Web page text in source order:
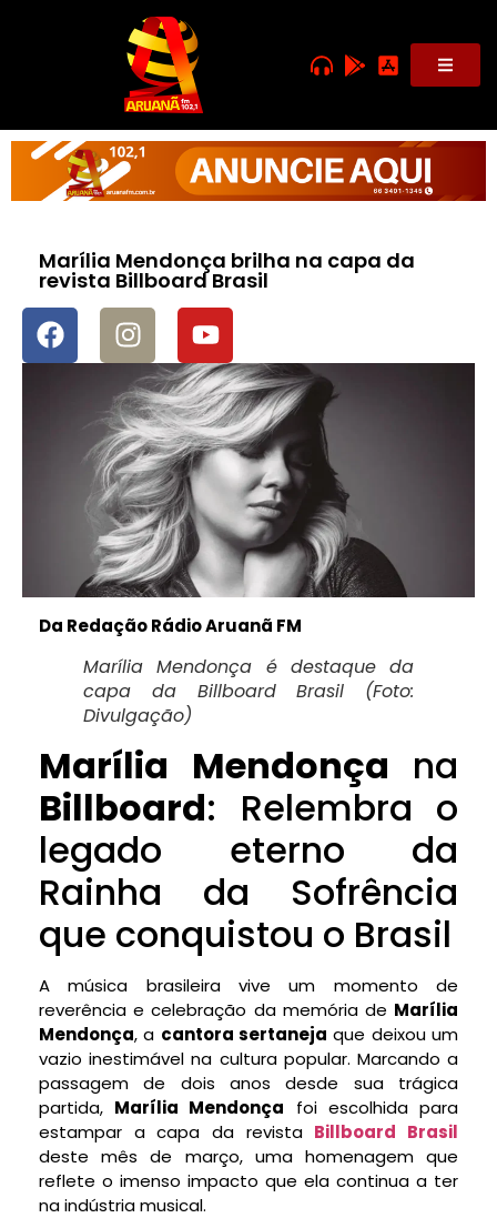
Marília Mendonça brilha na capa da
revista Billboard Brasil
Da Redação Rádio Aruanã FM
Marília Mendonça é destaque da
capa da Billboard Brasil (Foto:
Divulgação)
Marília Mendonça na
Billboard: Relembra o
legado eterno da
Rainha da Sofrência
que conquistou o Brasil
A música brasileira vive um momento de
reverência e celebração da memória de Marília
Mendonça, a cantora sertaneja que deixou um
vazio inestimável na cultura popular. Marcando a
passagem de dois anos desde sua trágica
partida, Marília Mendonça foi escolhida para
estampar a capa da revista Billboard Brasil
deste mês de março, uma homenagem que
reflete o imenso impacto que ela continua a ter
na indústria musical.